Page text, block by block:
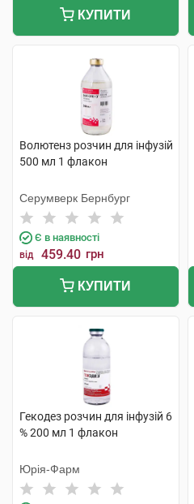
КУПИТИ
Волютенз розчин для інфузій
500 мл 1 флакон
Серумверк Бернбург
Є в наявності
від 459.40 грн
КУПИТИ
Гекодез розчин для інфузій 6
% 200 мл 1 флакон
Юрія-Фарм